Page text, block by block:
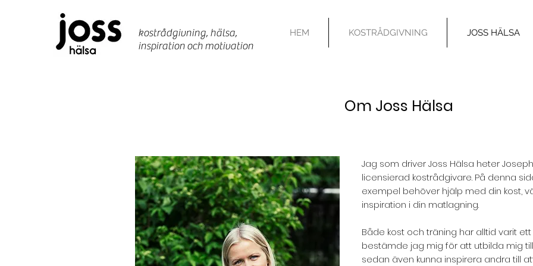
kostrådgivning, hälsa,
inspirationoch motivation
HEM KOSTRÅDGIVNING JOSS HÄLSA
Om Joss Hälsa
Jag som driver Joss Hälsa heter
licensierad kostrådgivare. På denna
exempel behöver hjälp med din kost,
inspiration i din matlagning.
Både kost och träning har alltid varit
bestämde jag mig för att utbilda mig
sedan även kunna inspirera andra till